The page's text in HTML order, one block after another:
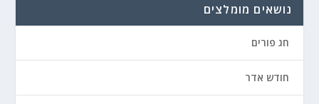
נושאים מומלצים
חג פורים
חודש אדר